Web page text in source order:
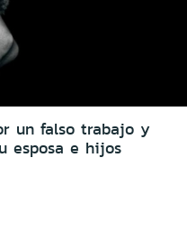
un falso trabajo y
esposa e hijos